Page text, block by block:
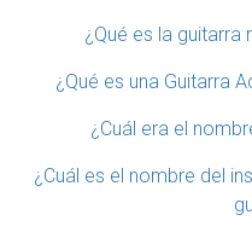
¿Qué es la guitarra
¿Qué es una Guitarra
¿Cuál era el
¿Cuál es el nombre del